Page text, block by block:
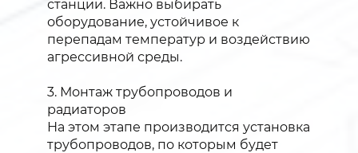
станции. Важно выбирать
оборудование, устойчивое к
перепадам температур и воздействию
агрессивной среды.
3. Монтаж трубопроводов и
радиаторов
На этом этапе производится установка
трубопроводов, по которым будет